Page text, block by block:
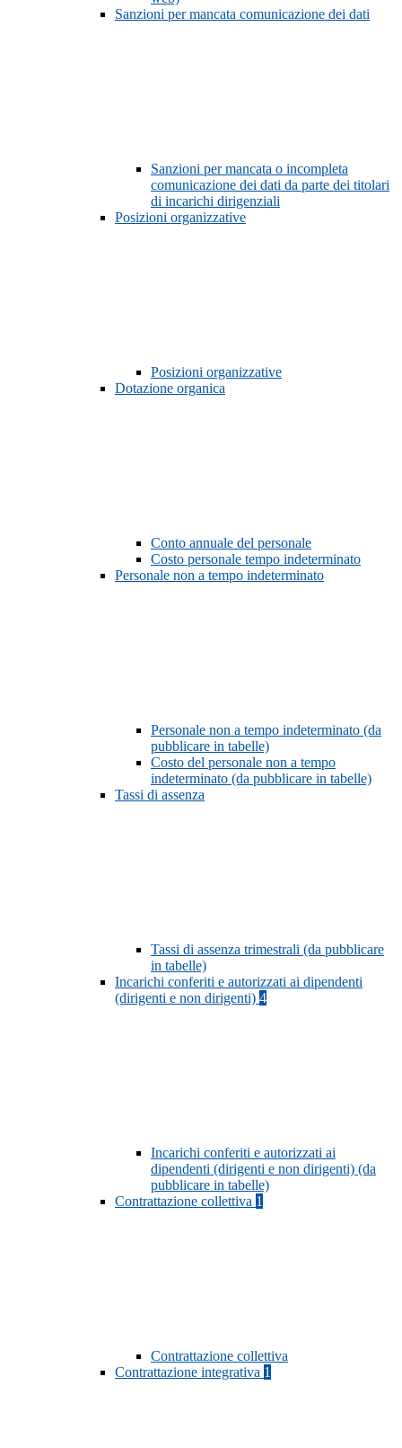
Sanzioni per mancata comunicazione dei dati
Sanzioni per mancata o incompleta
comunicazione dei dati da parte dei titolari
di incarichi dirigenziali
Posizioni organizzative
Posizioni organizzative
Dotazione organica
Conto annuale del personale
Costo personale tempo indeterminato
Personale non a tempo indeterminato
Personale non a tempo indeterminato (da
pubblicare in tabelle)
Costo del personale non a tempo
indeterminato (da pubblicare in tabelle)
Tassi di assenza
Tassi di assenza trimestrali (da pubblicare
in tabelle)
Incarichi conferiti e autorizzati ai dipendenti
(dirigenti e non dirigenti) 4
Incarichi conferiti e autorizzati ai
dipendenti (dirigenti e non dirigenti) (da
pubblicare in tabelle)
Contrattazione collettiva 1
Contrattazione collettiva
Contrattazione integrativa 1